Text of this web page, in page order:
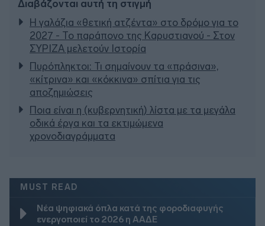
Διαβάζονται αυτή τη στιγμή
Η γαλάζια «θετική ατζέντα» στο δρόμο για το
2027 - Το παράπονο της Καρυστιανού - Στον
ΣΥΡΙΖΑ μελετούν Ιστορία
Πυρόπληκτοι: Τι σημαίνουν τα «πράσινα»,
«κίτρινα» και «κόκκινα» σπίτια για τις
αποζημιώσεις
Ποια είναι η (κυβερνητική) λίστα με τα μεγάλα
οδικά έργα και τα εκτιμώμενα
χρονοδιαγράμματα
MUST READ
Νέα ψηφιακά όπλα κατά της φοροδιαφυγής
ενεργοποιεί το 2026 η ΑΑΔΕ